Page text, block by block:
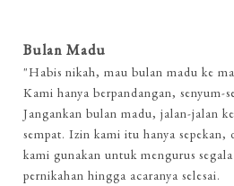
Bulan Madu
"Habis nikah, mau bulan madu ke
Kami hanya berpandangan, senyum-
Jangankan bulan madu, jalan-jalan
sempat. Izin kami itu hanya sepekan,
kami gunakan untuk mengurus segala
pernikahan hingga acaranya selesai.